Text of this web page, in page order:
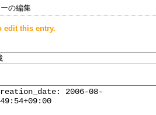
の編集
edit this entry.